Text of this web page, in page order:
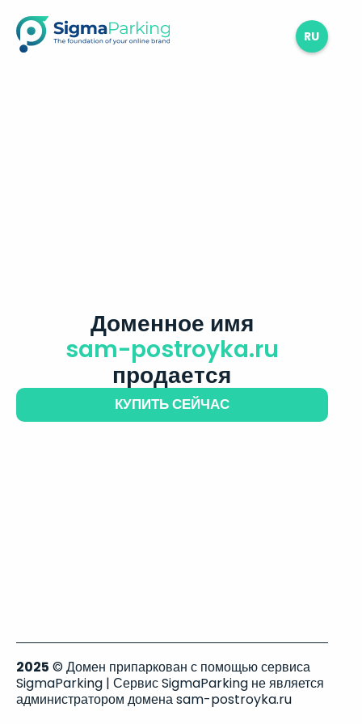
RU
Доменное имя
sam-postroyka.ru
продается
КУПИТЬ СЕЙЧАС
2025 © Домен припаркован с помощью сервиса
SigmaParking | Сервис SigmaParking не является
администратором домена sam-postroyka.ru